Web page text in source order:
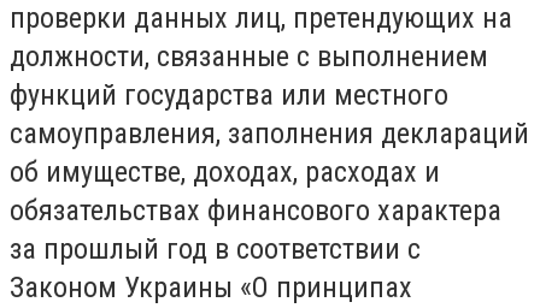
проверки данных лиц, претендующих на
должности, связанные с выполнением
функций государства или местного
самоуправления, заполнения деклараций
об имуществе, доходах, расходах и
обязательствах финансового характера
за прошлый год в соответствии с
Законом Украины «О принципах